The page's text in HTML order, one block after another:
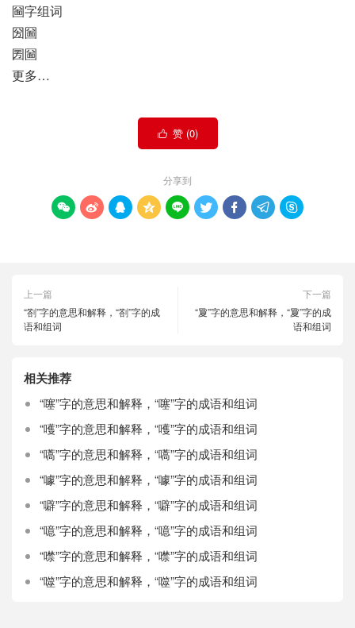
圙字组词
圀圙
圐圙
更多…
 赞 (0)
分享到
        
上一篇
“劄”字的意思和解释，“劄”字的成
语和组词
下一篇
“夐”字的意思和解释，“夐”字的成
语和组词
相关推荐
“噻”字的意思和解释，“噻”字的成语和组词
“嚄”字的意思和解释，“嚄”字的成语和组词
“嚆”字的意思和解释，“嚆”字的成语和组词
“噱”字的意思和解释，“噱”字的成语和组词
“噼”字的意思和解释，“噼”字的成语和组词
“噫”字的意思和解释，“噫”字的成语和组词
“噤”字的意思和解释，“噤”字的成语和组词
“噬”字的意思和解释，“噬”字的成语和组词